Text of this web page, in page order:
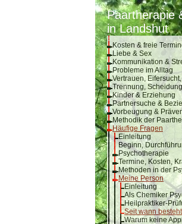
Paartherapie
in Landshut
Kosten & freie
Liebe & Sex
Kommunikation &
Probleme im Alltag
Vertrauen,
Trennung, Scheidung
Kinder & Erziehung
Partnersuche &
Vorbeugung &
Methodik der
Häufige Fragen
Einleitung
Beginn,
Psychotherapie
Termine, Kosten,
Methoden in der
Meine Person
Einleitung
Als Chemiker
Heilpraktiker-
Seit wann
Warum keine